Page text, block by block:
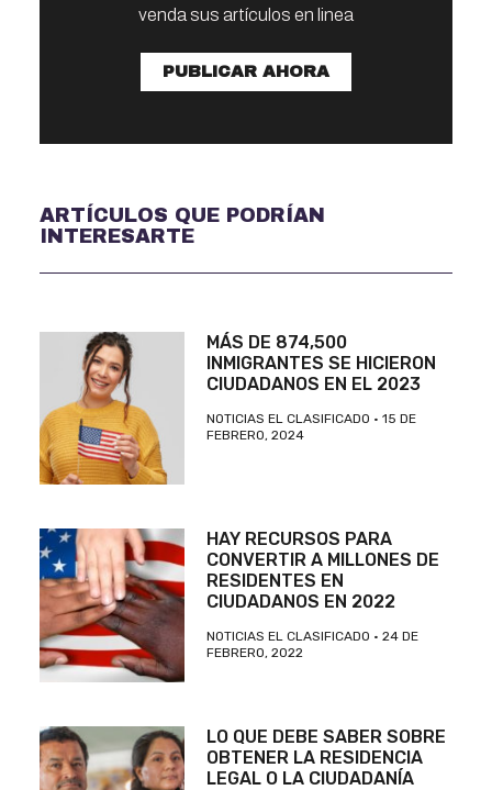
venda sus artículos en linea
PUBLICAR AHORA
ARTÍCULOS QUE PODRÍAN
INTERESARTE
MÁS DE 874,500
INMIGRANTES SE HICIERON
CIUDADANOS EN EL 2023
NOTICIAS EL CLASIFICADO
15 DE
FEBRERO, 2024
HAY RECURSOS PARA
CONVERTIR A MILLONES DE
RESIDENTES EN
CIUDADANOS EN 2022
NOTICIAS EL CLASIFICADO
24 DE
FEBRERO, 2022
LO QUE DEBE SABER SOBRE
OBTENER LA RESIDENCIA
LEGAL O LA CIUDADANÍA